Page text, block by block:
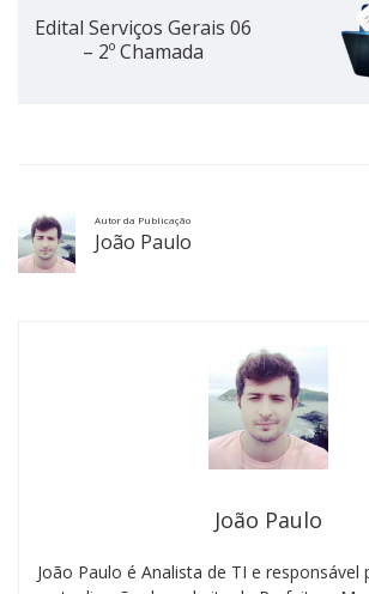
Edital Serviços Gerais 06
– 2º Chamada
Autor da Publicação
João Paulo
João Paulo
João Paulo é Analista de TI e responsável